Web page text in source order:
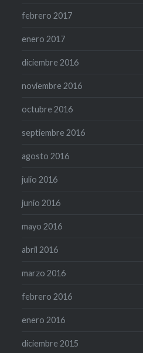
febrero 2017
enero 2017
diciembre 2016
noviembre 2016
octubre 2016
septiembre 2016
agosto 2016
julio 2016
junio 2016
mayo 2016
abril 2016
marzo 2016
febrero 2016
enero 2016
diciembre 2015